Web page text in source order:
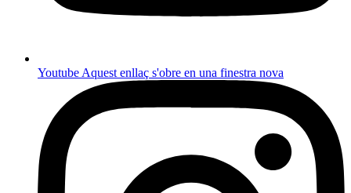
Youtube Aquest enllaç s'obre en una finestra nova